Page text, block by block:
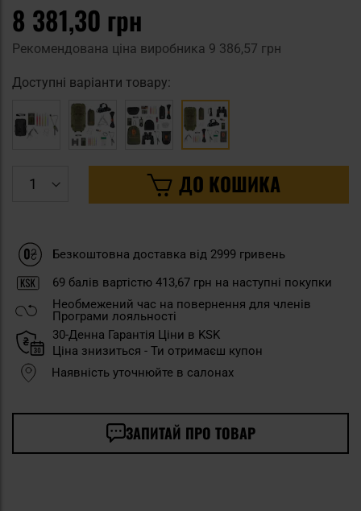
8 381,30 грн
Рекомендована ціна виробника 9 386,57 грн
Доступні варіанти товару:
ДО КОШИКА
Безкоштовна доставка від 2999 гривень
69 балів вартістю 413,67 грн на наступні покупки
Необмежений час на повернення для членів
Програми лояльності
30-Денна Гарантія Ціни в KSK
Ціна знизиться - Ти отримаєш купон
Наявність уточнюйте в салонах
ЗАПИТАЙ ПРО ТОВАР